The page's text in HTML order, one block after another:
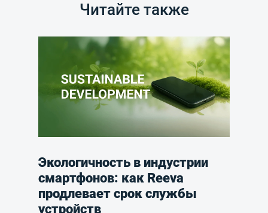
Читайте также
Экологичность в индустрии
смартфонов: как Reeva
продлевает срок службы
устройств